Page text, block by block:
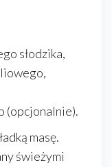
słodzika,
(opcjonalnie).
masę.
świeżymi